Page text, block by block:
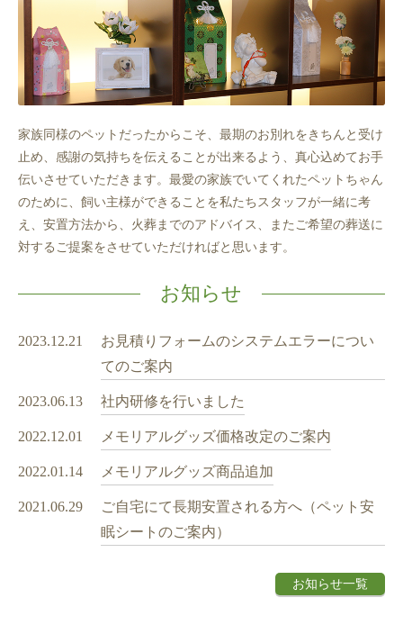
家族同様のペットだったからこそ、最期のお別れをきちんと受け
止め、感謝の気持ちを伝えることが出来るよう、真心込めてお手
伝いさせていただきます。最愛の家族でいてくれたペットちゃん
のために、 飼い主様ができることを私たちスタッフが一緒に考
え、安置方法から、火葬までのアドバイス、またご希望の葬送に
対するご提案をさせていただければと思います。
お知らせ
2023.12.21
お見積りフォームのシステムエラーについ
てのご案内
2023.06.13 社内研修を行いました
2022.12.01 メモリアルグッズ価格改定のご案内
2022.01.14 メモリアルグッズ商品追加
2021.06.29
ご自宅にて長期安置される方へ（ペット安
眠シートのご案内）
お知らせ一覧